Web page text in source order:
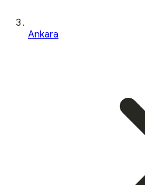
Ankara